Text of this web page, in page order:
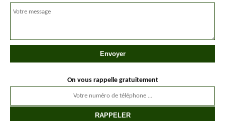
On vous rappelle gratuitement